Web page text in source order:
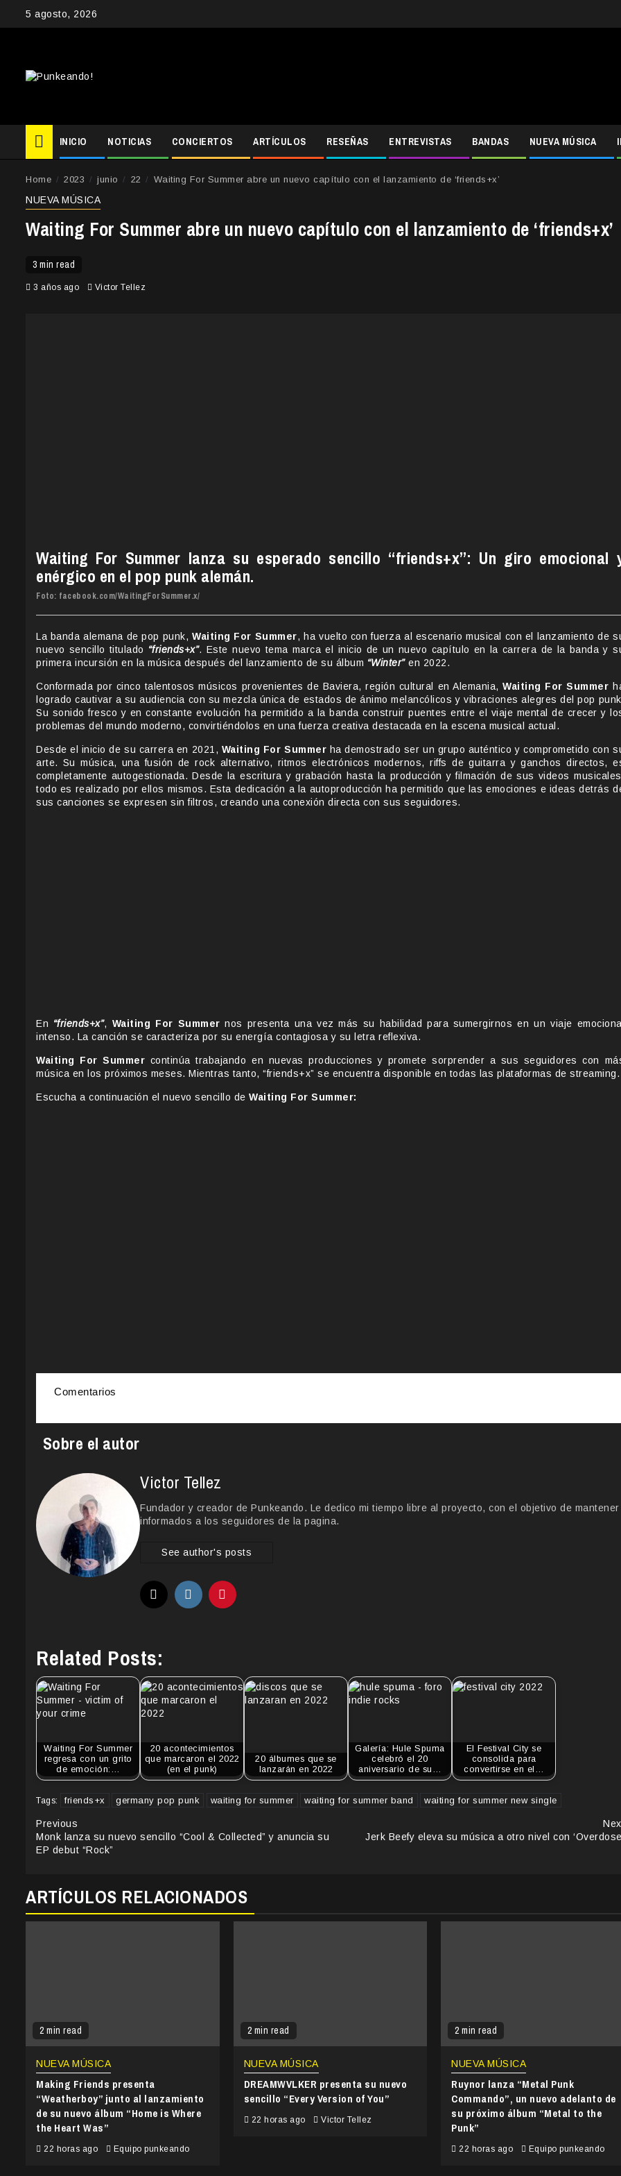
5 agosto, 2026
INICIO NOTICIAS CONCIERTOS ARTÍCULOS RESEÑAS ENTREVISTAS BANDAS NUEVA MÚSICA
Home 2023 junio 22 Waiting For Summer abre un nuevo capítulo con el lanzamiento de ‘friends+x’
NUEVA MÚSICA
Waiting For Summer abre un nuevo capítulo con el lanzamiento de ‘friends+x’
3 min read
3 años ago Victor Tellez
Waiting For Summer lanza su esperado sencillo “friends+x”: Un giro emocional
enérgico en el pop punk alemán.
Foto: facebook.com/WaitingForSummer.x/
La banda alemana de pop punk,Waiting For Summer, ha vuelto con fuerza al escenario musical con el lanzamiento de
nuevo sencillo titulado “friends+x”. Este nuevo tema marca el inicio de un nuevo capítulo en la carrera de la banda y
primera incursión en la música después del lanzamiento de su álbum “Winter”en 2022.
Conformada por cinco talentosos músicos provenientes de Baviera, región cultural en Alemania,Waiting For Summer
logrado cautivar a su audiencia con su mezcla única de estados de ánimo melancólicos y vibraciones alegres del pop
Su sonido fresco y en constante evolución ha permitido a la banda construir puentes entre el viaje mental de crecer y
problemas del mundo moderno, convirtiéndolos en una fuerza creativa destacada en la escena musical actual.
Desde el inicio de su carrera en 2021, Waiting For Summer ha demostrado ser un grupo auténtico y comprometido con
arte. Su música, una fusión de rock alternativo, ritmos electrónicos modernos, riffs de guitarra y ganchos directos,
completamente autogestionada. Desde la escritura y grabación hasta la producción y filmación de sus videos
todo es realizado por ellos mismos. Esta dedicación a la autoproducción ha permitido que las emociones e ideas detrás
sus canciones se expresen sin filtros, creando una conexión directa con sus seguidores.
En “friends+x”, Waiting For Summer nos presenta una vez más su habilidad para sumergirnos en un viaje
intenso. La canción se caracteriza por su energía contagiosa y su letra reflexiva.
Waiting For Summer continúa trabajando en nuevas producciones y promete sorprender a sus seguidores con
música en los próximos meses. Mientras tanto, “friends+x” se encuentra disponible en todas las plataformas de streaming.
Escucha a continuación el nuevo sencillo de Waiting For Summer:
Comentarios
Sobre el autor
Victor Tellez
Fundador y creador de Punkeando. Le dedico mi tiempo libre al proyecto, con el objetivo de mantener
informados a los seguidores de la pagina.
See author's posts
Related Posts:
Waiting For Summer
regresa con un grito
de emoción:…
20 acontecimientos
que marcaron el 2022
(en el punk)
20 álbumes que se
lanzarán en 2022
Galería: Hule Spuma
celebró el 20
aniversario de su…
El Festival City se
consolida para
convertirse en el…
Tags: friends+x germany pop punk waiting for summer waiting for summer band waiting for summer new single
Continue
Reading
Previous
Monk lanza su nuevo sencillo “Cool & Collected” y anuncia su
EP debut “Rock”
Jerk Beefy eleva su música a otro nivel con
ARTÍCULOS RELACIONADOS
2 min read
NUEVA MÚSICA
Making Friends presenta
“Weatherboy” junto al lanzamiento
de su nuevo álbum “Home is Where
the Heart Was”
22 horas ago Equipo punkeando
2 min read
NUEVA MÚSICA
DREAMWVLKER presenta su nuevo
sencillo “Every Version of You”
22 horas ago Victor Tellez
2 min read
NUEVA MÚSICA
Ruynor lanza “Metal Punk
Commando”, un nuevo adelanto de
su próximo álbum “Metal to the
Punk”
22 horas ago Equipo punkeando